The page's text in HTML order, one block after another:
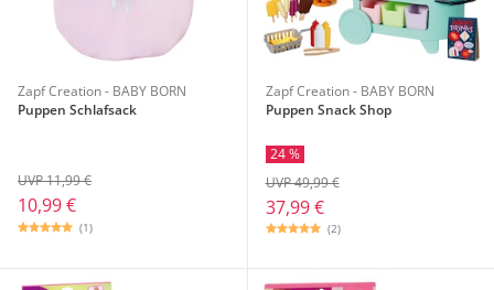
Zapf Creation - BABY BORN
Puppen Schlafsack
10,99 €
UVP 11,99 €
(1)
Zapf Creation - BABY BORN
Puppen Snack Shop
24 %
37,99 €
UVP 49,99 €
(2)